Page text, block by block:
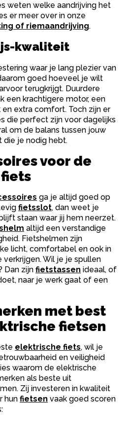
weten welke aandrijving het
er meer over in onze
of riemaandrijving.
kwaliteit
waar je lang plezier van
goed hoeveel je wilt
terugkrijgt. Duurdere
een krachtigere motor, een
extra comfort. Toch zijn er
die perfect zijn voor dagelijks
om de balans tussen jouw
die je nodig hebt.
voor de
ga je altijd goed op
fietsslot, dan weet je
staan waar jij hem neerzet.
altijd een verstandige
Fietshelmen zijn
licht, comfortabel en ook in
Wil je je spullen
Dan zijn fietstassen ideaal, of
naar je werk gaat of een
met best
fietsen
elektrische fiets, wil je
en veiligheid
waarom de elektrische
als beste uit
Zij investeren in kwaliteit
hun fietsen vaak goed scoren